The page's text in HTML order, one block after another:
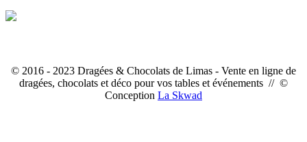
© 2016 - 2023 Dragées & Chocolats de Limas - Vente en ligne de
dragées, chocolats et déco pour vos tables et événements // ©
Conception La Skwad